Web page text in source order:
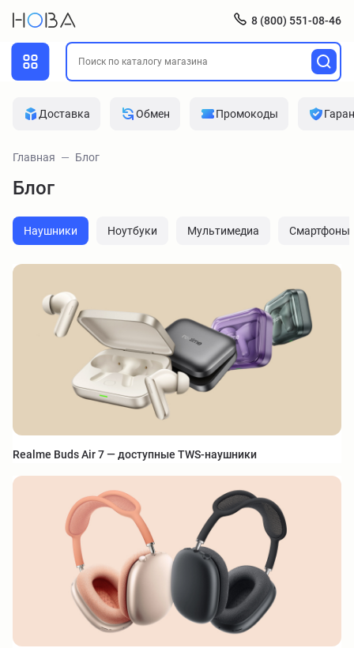
8 (800) 551-08-46
Доставка Обмен Промокоды
Главная Блог
Блог
Наушники Ноутбуки Мультимедиа Смартфоны
Realme Buds Air 7 — доступные TWS-наушники